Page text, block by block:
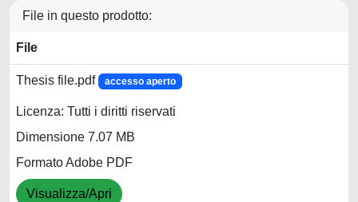
File in questo prodotto:
File
Thesis file.pdf accesso aperto
Licenza: Tutti i diritti riservati
Dimensione 7.07 MB
Formato Adobe PDF
Visualizza/Apri